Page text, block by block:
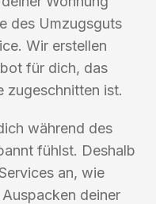
des Umzugsguts
Wir erstellen
für dich, das
zugeschnitten ist.
während des
fühlst. Deshalb
an, wie
deiner